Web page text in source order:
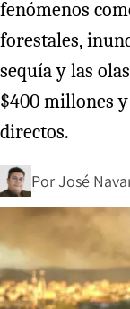
fenómenos
forestales,
sequía y las
$400 millones
directos.
PorJosé